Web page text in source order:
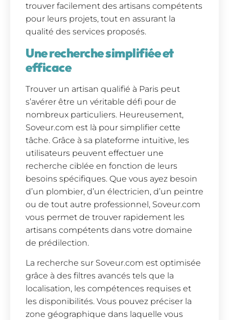
trouver facilement des artisans compétents
pour leurs projets, tout en assurant la
qualité des services proposés.
Une recherche simplifiée et
efficace
Trouver un artisan qualifié à Paris peut
s’avérer être un véritable défi pour de
nombreux particuliers. Heureusement,
Soveur.com est là pour simplifier cette
tâche. Grâce à sa plateforme intuitive, les
utilisateurs peuvent effectuer une
recherche ciblée en fonction de leurs
besoins spécifiques. Que vous ayez besoin
d’un plombier, d’un électricien, d’un peintre
ou de tout autre professionnel, Soveur.com
vous permet de trouver rapidement les
artisans compétents dans votre domaine
de prédilection.
La recherche sur Soveur.com est optimisée
grâce à des filtres avancés tels que la
localisation, les compétences requises et
les disponibilités. Vous pouvez préciser la
zone géographique dans laquelle vous